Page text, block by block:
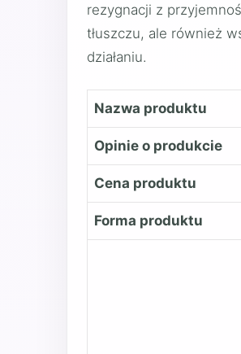
rezygnacji z
tłuszczu, ale również
działaniu.
Nazwa produktu
Opinie o produkcie
Cena produktu
Forma produktu